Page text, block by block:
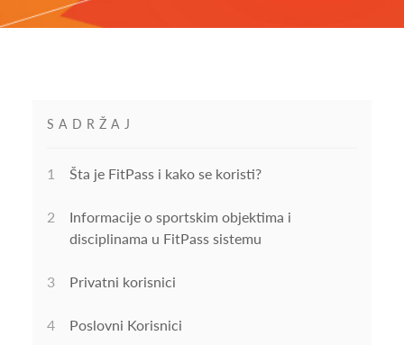
SADRŽAJ
1 Šta je FitPass i kako se koristi?
2
Informacije o sportskim objektima i
disciplinama u FitPass sistemu
3 Privatni korisnici
4 Poslovni Korisnici